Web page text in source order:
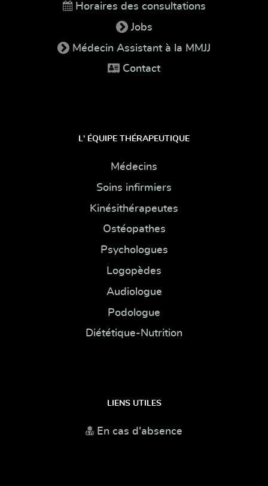
Horaires des consultations
Jobs
Médecin Assistant à la MMJJ
Contact
L' ÉQUIPE THÉRAPEUTIQUE
Médecins
Soins infirmiers
Kinésithérapeutes
Ostéopathes
Psychologues
Logopèdes
Audiologue
Podologue
Diététique-Nutrition
LIENS UTILES
En cas d'absence